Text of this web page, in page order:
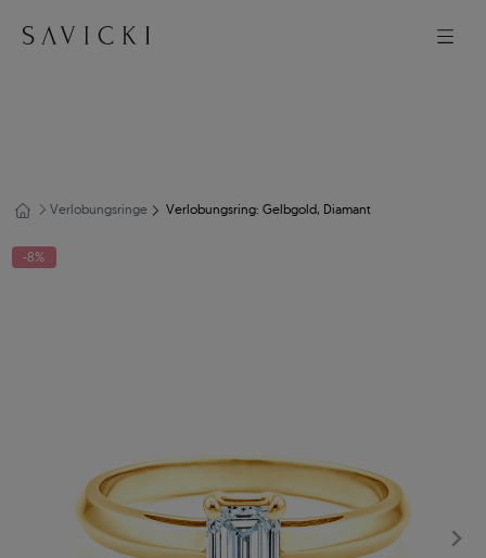
Verlobungsringe Verlobungsring: Gelbgold, Diamant
-8%